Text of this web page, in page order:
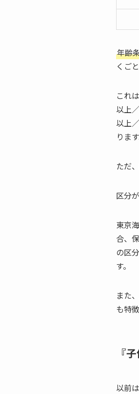
年齢
くご
これ
以上
以上
ります
ただ
区分
東京
合、
の区
す。
また
も特
『
以前